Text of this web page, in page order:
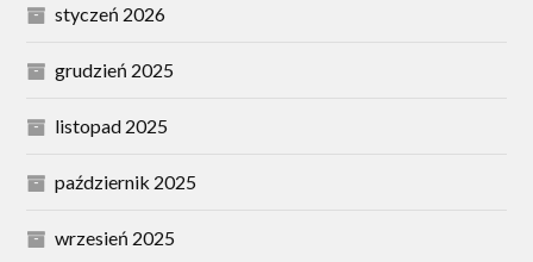
styczeń 2026
grudzień 2025
listopad 2025
październik 2025
wrzesień 2025